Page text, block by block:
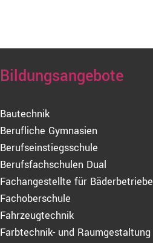
Bildungsangebote
Bautechnik
Berufliche Gymnasien
Berufseinstiegsschule
Berufsfachschulen Dual
Fachangestellte für Bäderbetriebe
Fachoberschule
Fahrzeugtechnik
Farbtechnik- und Raumgestaltung